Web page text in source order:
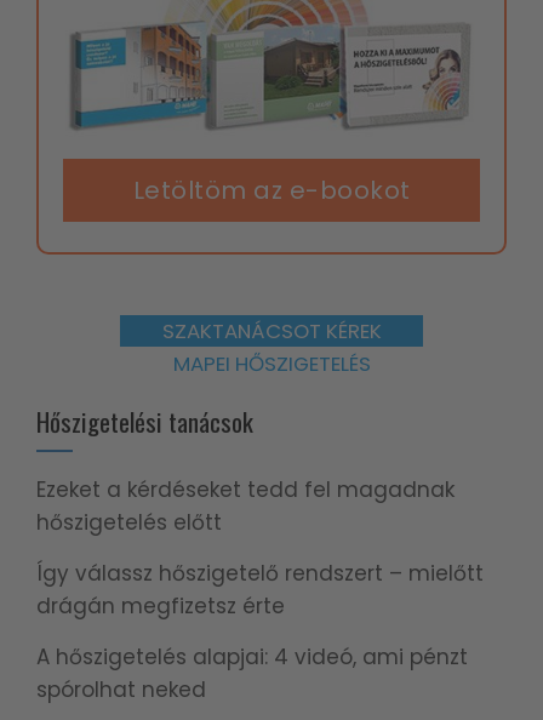
Letöltöm az e-bookot
SZAKTANÁCSOT KÉREK
MAPEI HŐSZIGETELÉS
Hőszigetelési tanácsok
Ezeket a kérdéseket tedd fel magadnak
hőszigetelés előtt
Így válassz hőszigetelő rendszert – mielőtt
drágán megfizetsz érte
A hőszigetelés alapjai: 4 videó, ami pénzt
spórolhat neked